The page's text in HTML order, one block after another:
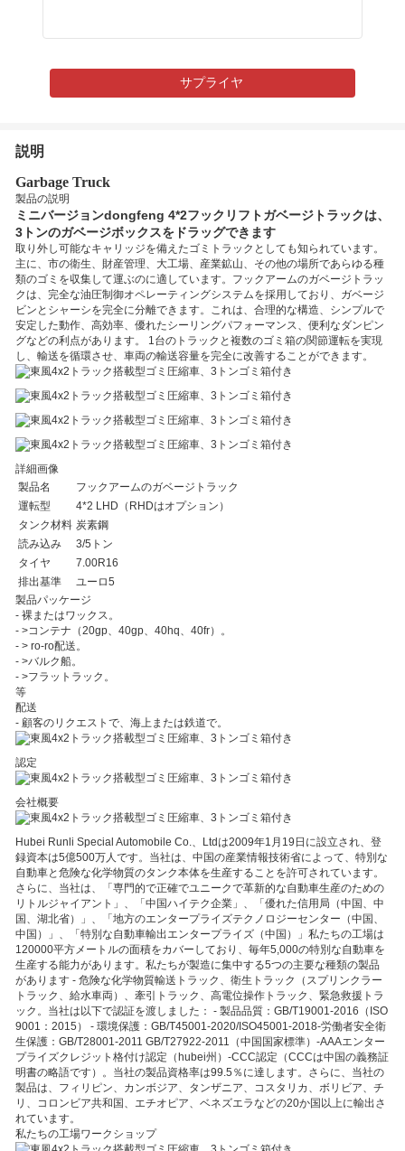
サプライヤ
説明
Garbage Truck
製品の説明
ミニバージョンdongfeng 4*2フックリフトガベージトラックは、
3トンのガベージボックスをドラッグできます
取り外し可能なキャリッジを備えたゴミトラックとしても知られています。
主に、市の衛生、財産管理、大工場、産業鉱山、その他の場所であらゆる種
類のゴミを収集して運ぶのに適しています。フックアームのガベージトラッ
クは、完全な油圧制御オペレーティングシステムを採用しており、ガベージ
ビンとシャーシを完全に分離できます。これは、合理的な構造、シンプルで
安定した動作、高効率、優れたシーリングパフォーマンス、便利なダンピン
グなどの利点があります。 1台のトラックと複数のゴミ箱の関節運転を実現
し、輸送を循環させ、車両の輸送容量を完全に改善することができます。
詳細画像
製品名
フックアームのガベージトラック
運転型
4*2 LHD（RHDはオプション）
タンク材料 炭素鋼
読み込み
3/5トン
タイヤ
7.00R16
排出基準
ユーロ5
製品パッケージ
- 裸またはワックス。
- >コンテナ（20gp、40gp、40hq、40fr）。
- > ro-ro配送。
- >バルク船。
- >フラットラック。
等
配送
- 顧客のリクエストで、海上または鉄道で。
認定
会社概要
Hubei Runli Special Automobile Co.、Ltdは2009年1月19日に設立され、登
録資本は5億500万人です。当社は、中国の産業情報技術省によって、特別な
自動車と危険な化学物質のタンク本体を生産することを許可されています。
さらに、当社は、「専門的で正確でユニークで革新的な自動車生産のための
リトルジャイアント」、「中国ハイテク企業」、「優れた信用局（中国、中
国、湖北省）」、「地方のエンタープライズテクノロジーセンター（中国、
中国）」、「特別な自動車輸出エンタープライズ（中国）」私たちの工場は
120000平方メートルの面積をカバーしており、毎年5,000の特別な自動車を
生産する能力があります。私たちが製造に集中する5つの主要な種類の製品
があります - 危険な化学物質輸送トラック、衛生トラック（スプリンクラー
トラック、給水車両）、牽引トラック、高電位操作トラック、緊急救援トラ
ック。当社は以下で認証を渡しました： - 製品品質：GB/T19001-2016（ISO
9001：2015） - 環境保護：GB/T45001-2020/ISO45001-2018-労働者安全衛
生保護：GB/T28001-2011 GB/T27922-2011（中国国家標準）-AAAエンター
プライズクレジット格付け認定（hubei州）-CCC認定（CCCは中国の義務証
明書の略語です）。当社の製品資格率は99.5％に達します。さらに、当社の
製品は、フィリピン、カンボジア、タンザニア、コスタリカ、ボリビア、チ
リ、コロンビア共和国、エチオピア、ベネズエラなどの20か国以上に輸出さ
れています。
私たちの工場ワークショップ